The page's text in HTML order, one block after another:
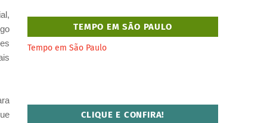
TEMPO EM SÃO PAULO
Tempo em São Paulo
CLIQUE E CONFIRA!